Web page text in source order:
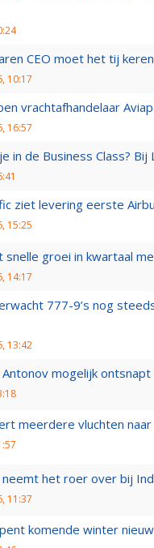
CEO moet het tij
10:17
vrachtafhandelaar
16:57
in de Business Class?
ziet levering eerste
15:25
snelle groei in kwartaal
14:17
777-9’s nog
13:42
mogelijk
meerdere vluchten
neemt het roer over bij
11:37
komende winter